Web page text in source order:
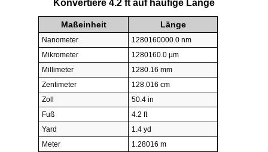
Konvertiere 4.2 ft auf häufige Länge
Maßeinheit Länge
Nanometer
1280160000.0 nm
Mikrometer
1280160.0 µm
Millimeter
1280.16 mm
Zentimeter
128.016 cm
Zoll
50.4 in
Fuß
4.2 ft
Yard
1.4 yd
Meter
1.28016 m